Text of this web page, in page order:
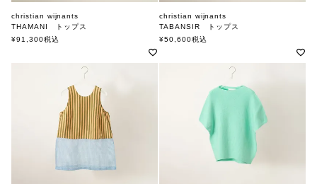
christian wijnants
THAMANI トップス
クリスチャンワイナンツ
¥91,300税込
christian wijnants
TABANSIR トップス
クリスチャンワイナンツ
¥50,600税込